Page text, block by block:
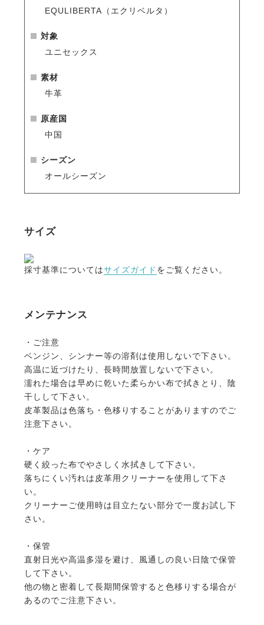
EQULIBERTA（エクリベルタ）
対象
ユニセックス
素材
牛革
原産国
中国
シーズン
オールシーズン
サイズ
採寸基準についてはサイズガイド をご覧ください。
メンテナンス
・ご注意
ベンジン、シンナー等の溶剤は使用しないで下さい。
高温に近づけたり、長時間放置しないで下さい。
濡れた場合は早めに乾いた柔らかい布で拭きとり、陰
干しして下さい。
皮革製品は色落ち・色移りすることがありますのでご
注意下さい。
・ケア
硬く絞った布でやさしく水拭きして下さい。
落ちにくい汚れは皮革用クリーナーを使用して下さ
い。
クリーナーご使用時は目立たない部分で一度お試し下
さい。
・保管
直射日光や高温多湿を避け、風通しの良い日陰で保管
して下さい。
他の物と密着して長期間保管すると色移りする場合が
あるのでご注意下さい。